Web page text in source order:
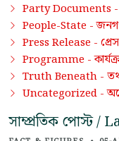
Party Documents -
People-State -
Press Release -
Programme -
Truth Beneath -
Uncategorized -
সাম্প্রতিক পোস্ট /